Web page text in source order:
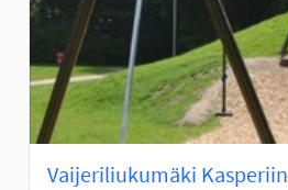
Vaijeriliukumäki Kasperiin